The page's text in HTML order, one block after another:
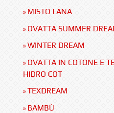
» MISTO LANA
» OVATTA SUMMER
»WINTER DREAM
» OVATTA IN COTONE E
HIDRO COT
»TEXDREAM
» BAMBÙ